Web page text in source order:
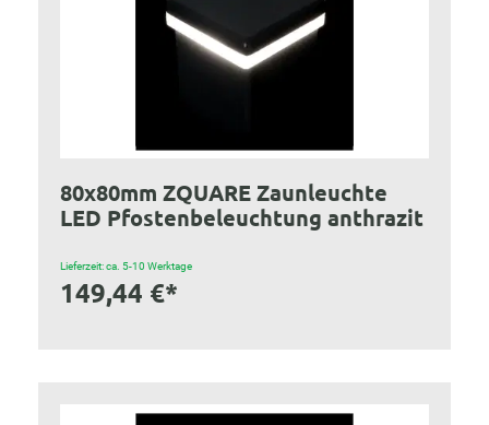
80x80mm ZQUARE Zaunleuchte
LED Pfostenbeleuchtung anthrazit
Lieferzeit: ca. 5-10 Werktage
149,44 €*